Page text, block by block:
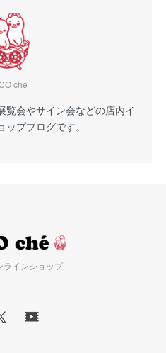
ché
覧会やサイン会などの店内イ
プブログです。
ラインショップ